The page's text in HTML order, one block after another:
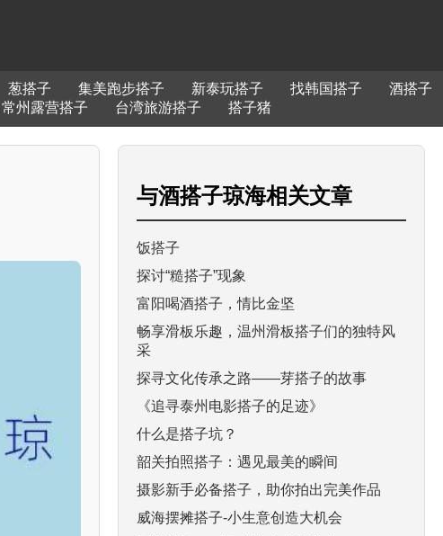
葱搭子 集美跑步搭子 新泰玩搭子 找韩国搭子
酒搭子
常州露营搭子 台湾旅游搭子 搭子猪
与酒搭子琼海相关文章
饭搭子
探讨“糙搭子”现象
富阳喝酒搭子，情比金坚
畅享滑板乐趣，温州滑板搭子们的独特风
采
探寻文化传承之路——芽搭子的故事
《追寻泰州电影搭子的足迹》
什么是搭子坑？
韶关拍照搭子：遇见最美的瞬间
摄影新手必备搭子，助你拍出完美作品
威海摆摊搭子-小生意创造大机会